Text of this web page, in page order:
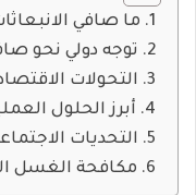
ما صافي
توجه دولي نحو
التحولات
أبرز الحلول
التحديات
مكافحة الغسل